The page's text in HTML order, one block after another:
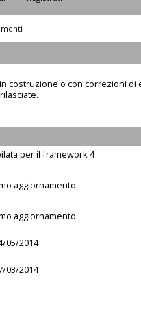
costruzione o con correzioni di
per il framework 4
aggiornamento
aggiornamento
05/2014
03/2014